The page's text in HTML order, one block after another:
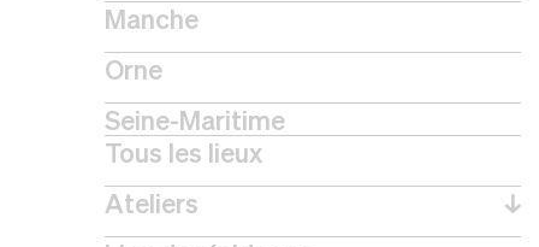
Manche
Orne
Seine-Maritime
Tous les lieux
Ateliers
↓